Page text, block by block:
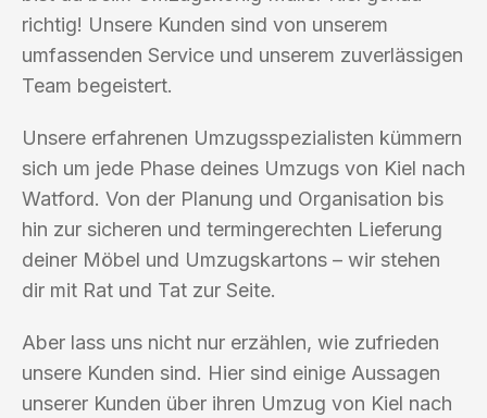
richtig! Unsere Kunden sind von unserem
umfassenden Service und unserem zuverlässigen
Team begeistert.
Unsere erfahrenen Umzugsspezialisten kümmern
sich um jede Phase deines Umzugs von Kiel nach
Watford. Von der Planung und Organisation bis
hin zur sicheren und termingerechten Lieferung
deiner Möbel und Umzugskartons – wir stehen
dir mit Rat und Tat zur Seite.
Aber lass uns nicht nur erzählen, wie zufrieden
unsere Kunden sind. Hier sind einige Aussagen
unserer Kunden über ihren Umzug von Kiel nach